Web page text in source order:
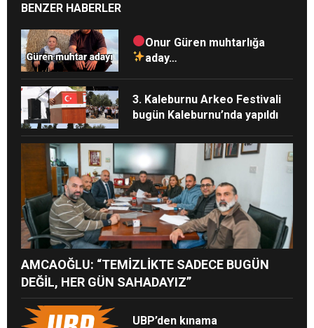
BENZER HABERLER
Onur Güren muhtarlığa
aday…
3. Kaleburnu Arkeo Festivali
bugün Kaleburnu’nda yapıldı
AMCAOĞLU: “TEMİZLİKTE SADECE BUGÜN
DEĞİL, HER GÜN SAHADAYIZ”
UBP’den kınama